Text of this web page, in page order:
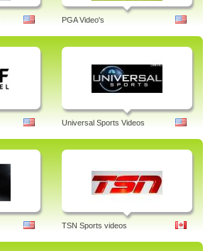
PGA Video's
Universal Sports Videos
TSN Sports videos